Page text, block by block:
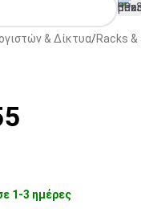
& Δίκτυα Racks
1-3 ημέρες